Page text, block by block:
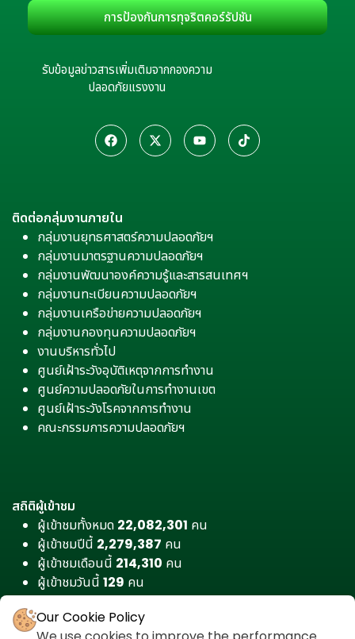
การป้องกันการทุจริตคอร์รัปชัน
รับข้อมูลข่าวสารเพิ่มเติมจากกองความ
ปลอดภัยแรงงาน
ติดต่อกลุ่มงานภายใน
กลุ่มงานยุทธศาสตร์ความปลอดภัยฯ
กลุ่มงานมาตรฐานความปลอดภัยฯ
กลุ่มงานพัฒนาองค์ความรู้และสารสนเทศฯ
กลุ่มงานทะเบียนความปลอดภัยฯ
กลุ่มงานเครือข่ายความปลอดภัยฯ
กลุ่มงานกองทุนความปลอดภัยฯ
งานบริหารทั่วไป
ศูนย์เฝ้าระวังอุบัติเหตุจากการทำงาน
ศูนย์ความปลอดภัยในการทำงานเขต
ศูนย์เฝ้าระวังโรคจากการทำงาน
คณะกรรมการความปลอดภัยฯ
สถิติผู้เข้าชม
ผู้เข้าชมทั้งหมด 22,082,301 คน
ผู้เข้าชมปีนี้ 2,279,387 คน
ผู้เข้าชมเดือนนี้ 214,310 คน
ผู้เข้าชมวันนี้ 129 คน
Our Cookie Policy